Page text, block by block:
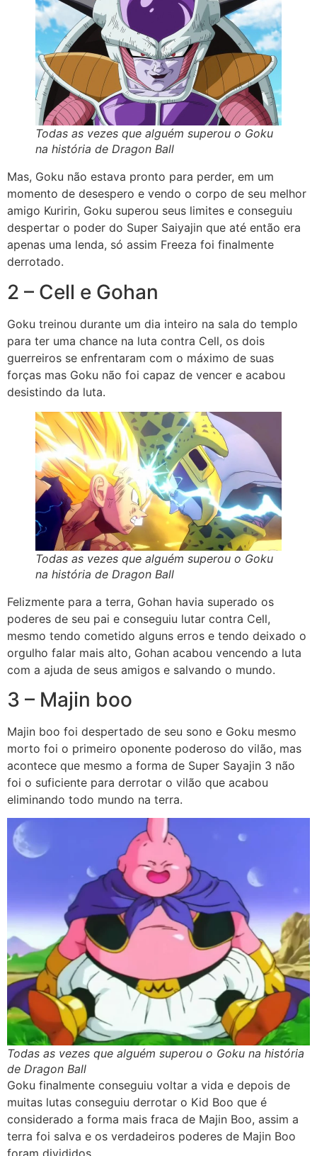
Todas as vezes que alguém superou o Goku
na história de Dragon Ball
Mas, Goku não estava pronto para perder, em um
momento de desespero e vendo o corpo de seu melhor
amigo Kuririn, Goku superou seus limites e conseguiu
despertar o poder do Super Saiyajin que até então era
apenas uma lenda, só assim Freeza foi finalmente
derrotado.
2 – Cell e Gohan
Goku treinou durante um dia inteiro na sala do templo
para ter uma chance na luta contra Cell, os dois
guerreiros se enfrentaram com o máximo de suas
forças mas Goku não foi capaz de vencer e acabou
desistindo da luta.
Todas as vezes que alguém superou o Goku
na história de Dragon Ball
Felizmente para a terra, Gohan havia superado os
poderes de seu pai e conseguiu lutar contra Cell,
mesmo tendo cometido alguns erros e tendo deixado o
orgulho falar mais alto, Gohan acabou vencendo a luta
com a ajuda de seus amigos e salvando o mundo.
3 – Majin boo
Majin boo foi despertado de seu sono e Goku mesmo
morto foi o primeiro oponente poderoso do vilão, mas
acontece que mesmo a forma de Super Sayajin 3 não
foi o suficiente para derrotar o vilão que acabou
eliminando todo mundo na terra.
Todas as vezes que alguém superou o Goku na história
de Dragon Ball
Goku finalmente conseguiu voltar a vida e depois de
muitas lutas conseguiu derrotar o Kid Boo que é
considerado a forma mais fraca de Majin Boo, assim a
terra foi salva e os verdadeiros poderes de Majin Boo